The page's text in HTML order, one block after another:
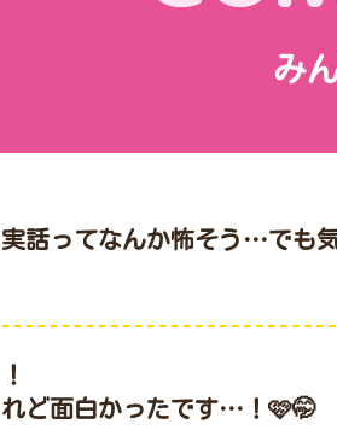
み
話ってなんか怖そう…でも